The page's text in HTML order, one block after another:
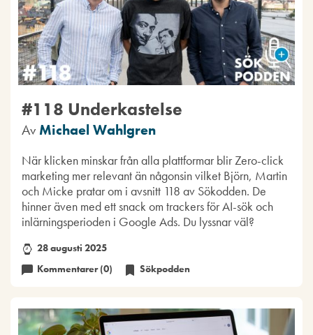
#118 Underkastelse
Av Michael Wahlgren
När klicken minskar från alla plattformar blir Zero-click
marketing mer relevant än någonsin vilket Björn, Martin
och Micke pratar om i avsnitt 118 av Sökodden. De
hinner även med ett snack om trackers för AI-sök och
inlärningsperioden i Google Ads. Du lyssnar väl?
28 augusti 2025
Kommentarer (0)
Sökpodden